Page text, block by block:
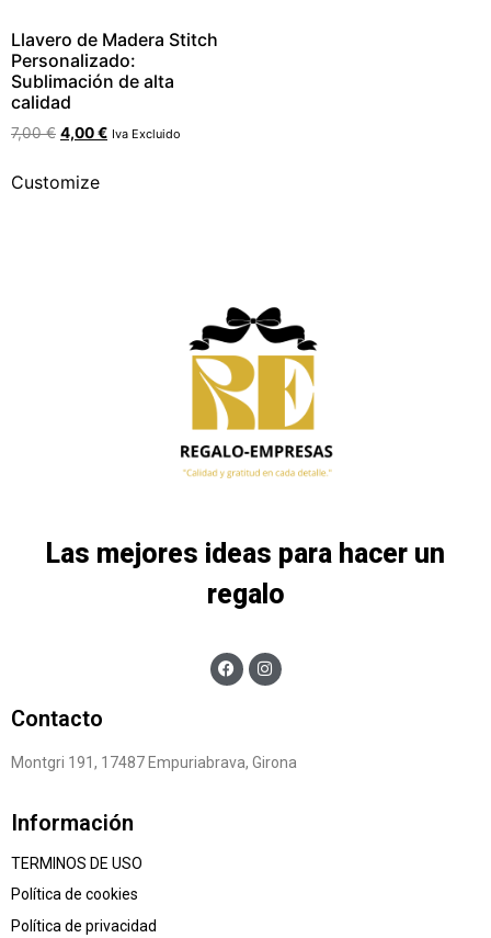
Llavero de Madera Stitch
Personalizado:
Sublimación de alta
calidad
7,00€ 4,00€ Iva Excluido
Customize
Las mejores ideas para hacer un
regalo
Contacto
Montgri 191, 17487 Empuriabrava, Girona
Información
TERMINOS DE USO
Política de cookies
Política de privacidad